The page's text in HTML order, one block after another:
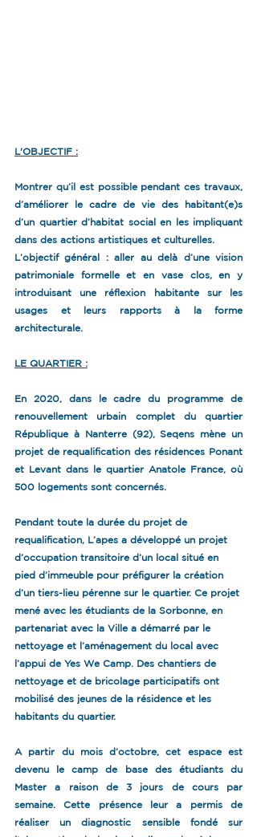
L'OBJECTIF :
Montrer qu’il est possible pendant ces travaux,
d’améliorer le cadre de vie des habitant(e)s
d’un quartier d’habitat social en les impliquant
dans des actions artistiques et culturelles.
L’objectif général : aller au delà d’une vision
patrimoniale formelle et en vase clos, en y
introduisant une réflexion habitante sur les
usages et leurs rapports à la forme
architecturale.
LE QUARTIER :
En 2020, dans le cadre du programme de
renouvellement urbain complet du quartier
République à Nanterre (92), Seqens mène un
projet de requalification des résidences Ponant
et Levant dans le quartier Anatole France, où
500 logements sont concernés.
Pendant toute la durée du projet de
requalification, L’apes a développé un projet
d’occupation transitoire d’un local situé en
pied d’immeuble pour préfigurer la création
d’un tiers-lieu pérenne sur le quartier. Ce projet
mené avec les étudiants de la Sorbonne, en
partenariat avec la Ville a démarré par le
nettoyage et l’aménagement du local avec
l’appui de Yes We Camp. Des chantiers de
nettoyage et de bricolage participatifs ont
mobilisé des jeunes de la résidence et les
habitants du quartier.
A partir du mois d’octobre, cet espace est
devenu le camp de base des étudiants du
Master a raison de 3 jours de cours par
semaine. Cette présence leur a permis de
réaliser un diagnostic sensible fondé sur